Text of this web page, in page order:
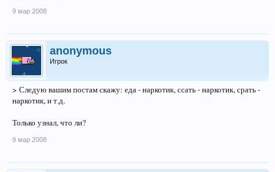
9 мар 2008
anonymous
Игрок
> Следую вашим постам скажу: еда - наркотик, ссать - наркотик, срать -
наркотик, и т.д.
Только узнал, что ли?
9 мар 2008